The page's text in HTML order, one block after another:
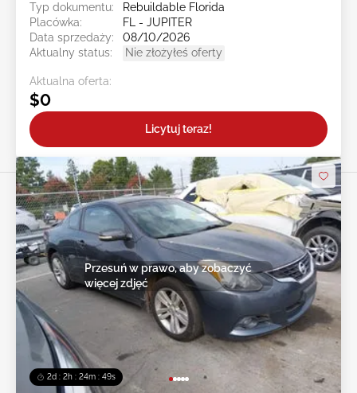
Typ dokumentu:
Rebuildable Florida
Placówka:
FL - JUPITER
Data sprzedaży:
08/10/2026
Aktualny status:
Nie złożyłeś oferty
Aktualna oferta:
$0
Licytuj teraz!
2d : 2h : 24m : 47s
Przesuń w prawo, aby zobaczyć
więcej zdjęć